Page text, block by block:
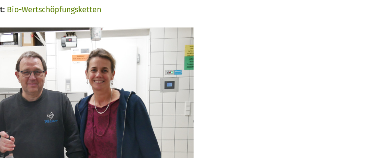
Bio-Wertschöpfungsketten